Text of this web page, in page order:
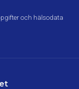
och hälsodata